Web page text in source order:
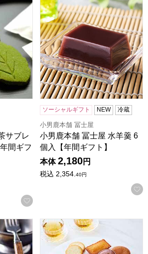
サブレ
間ギフ
お気に入りに登録する
ソーシャルギフト NEW 冷蔵
小男鹿本舗 冨士屋
小男鹿本舗 冨士屋 水羊羹 6
個入【年間ギフト】
本体 2,180円
税込 2,354. 40円
とドライフルーツの贅沢ブラウニー 6
東京風月堂 パリ凱旋(25個入